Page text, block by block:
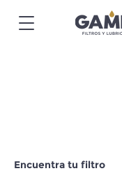
Encuentra tu filtro